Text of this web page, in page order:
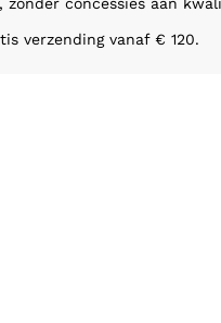
verzending vanaf € 120.